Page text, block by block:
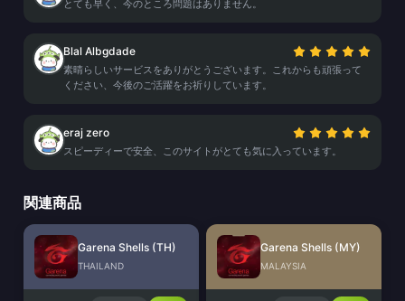
とても早く、今のところ問題はありません。
Blal Albgdade
素晴らしいサービスをありがとうございます。これからも頑張って
ください、今後のご活躍をお祈りしています。
eraj zero
スピーディーで安全、このサイトがとても気に入っています。
関連商品
Garena Shells (TH)
THAILAND
Garena Shells (MY)
MALAYSIA